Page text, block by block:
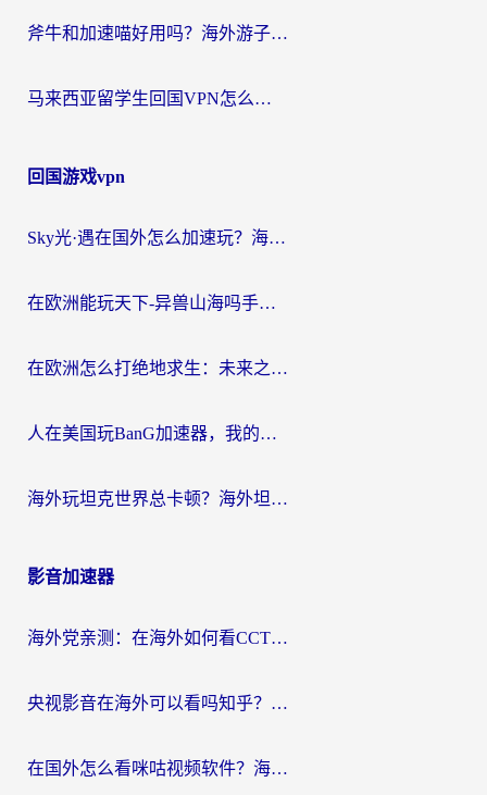
斧牛和加速喵好用吗？海外游子的真实选择困境
马来西亚留学生回国VPN怎么选？3个避坑点+1款实测好用的加速器推荐
回国游戏vpn
Sky光·遇在国外怎么加速玩？海外党亲测有效的国服游戏加速指南
在欧洲能玩天下-异兽山海吗手游？海外玩家的加速器生存指南
在欧洲怎么打绝地求生：未来之役不卡？留学生亲测的加速器避坑指南
人在美国玩BanG加速器，我的延迟终于绿了
海外玩坦克世界总卡顿？海外坦克世界加速器有哪些？实测好用的选择在这里
影音加速器
海外党亲测：在海外如何看CCTV？告别“仅限大陆播放”的实用指南
央视影音在海外可以看吗知乎？留学生亲测：3步解决地域限制+追剧自由
在国外怎么看咪咕视频软件？海外党亲测有效的回国加速方案